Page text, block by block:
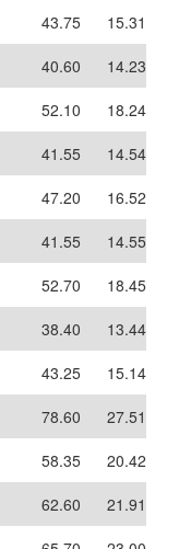
43.75
15.31
40.60
14.23
52.10
18.24
41.55
14.54
47.20
16.52
41.55
14.55
52.70
18.45
38.40
13.44
43.25
15.14
78.60
27.51
58.35
20.42
62.60
21.91